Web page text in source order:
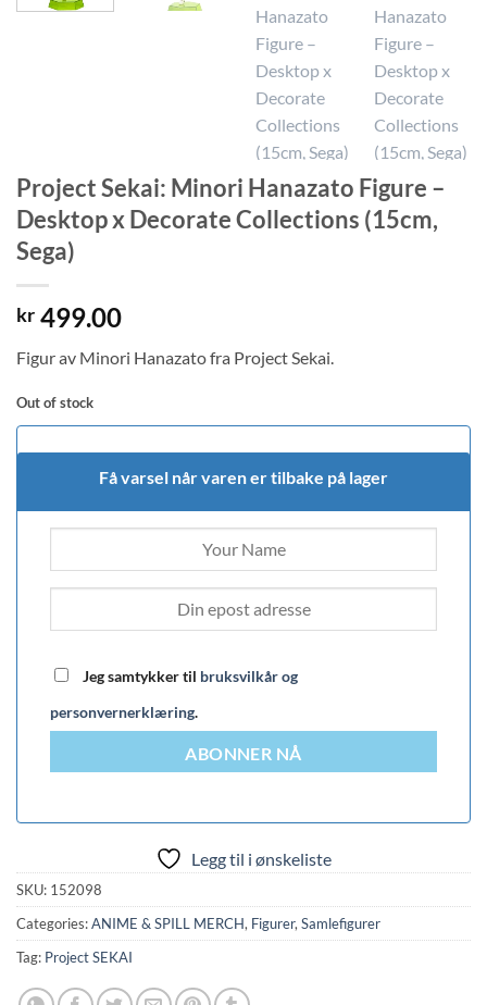
Project Sekai: Minori Hanazato Figure –
Desktop x Decorate Collections (15cm,
Sega)
kr 499.00
Figur av Minori Hanazato fra Project Sekai.
Out of stock
Få varsel når varen er tilbake på lager
Jeg samtykker til bruksvilkår og
personvernerklæring.
ABONNER NÅ
Legg til i ønskeliste
SKU: 152098
Categories:ANIME & SPILL MERCH, Figurer, Samlefigurer
Tag: Project SEKAI